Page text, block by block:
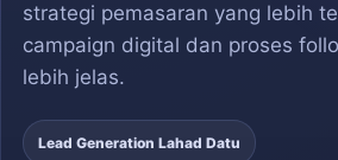
strategi pemasaran yang lebih
campaign digital dan proses
lebih jelas.
Lead Generation Lahad Datu